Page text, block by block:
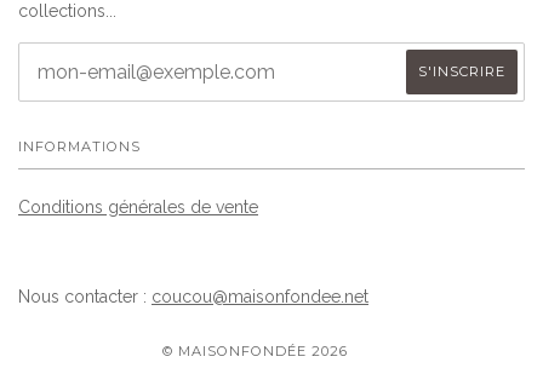
collections...
INFORMATIONS
Conditions générales de vente
Nous contacter : coucou@maisonfondee.net
© MAISONFONDÉE 2026